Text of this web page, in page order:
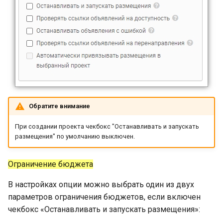
Обратите внимание
При создании проекта чекбокс "Останавливать и запускать
размещения" по умолчанию выключен.
Ограничение бюджета
В настройках опции можно выбрать один из двух
параметров ограничения бюджетов, если включен
чекбокс «Останавливать и запускать размещения»: